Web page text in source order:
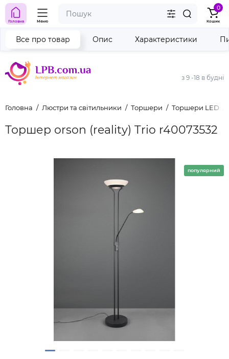
з 9 -18 в будні
Головна Меню
0
Кошик
Головна Люстри та світильники Торшери Торшери LED
Торшер orson (reality) Trio r40073532
Все про товар Опис Характеристики
популярний